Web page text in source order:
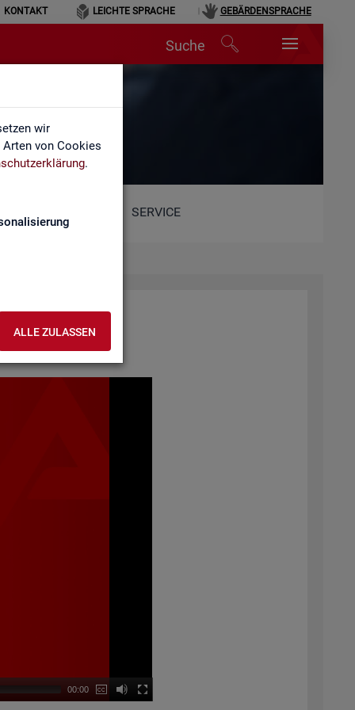
wir
von Cookies
.
ALLE ZULASSEN
KONTAKT LEICHTE SPRACHE GEBÄRDENSPRACHE
Suche
SERVICE
00:00